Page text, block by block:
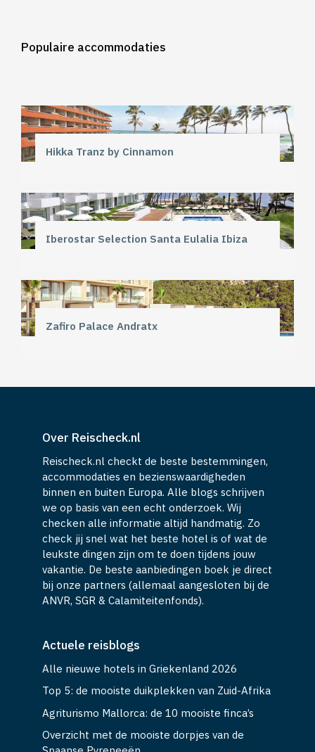
Populaire accommodaties
Hikka Tranz by Cinnamon
Iberostar Selection Santa Eulalia Ibiza
Zafiro Palace Andratx
Over Reischeck.nl
Reischeck.nl checkt de beste bestemmingen,
accommodaties en bezienswaardigheden
binnen en buiten Europa. Alle blogs schrijven
we op basis van een echt onderzoek. Wij
checken alle informatie altijd handmatig. Zo
check jij snel wat het beste hotel is of wat de
leukste dingen zijn om te doen tijdens jouw
vakantie. De beste aanbiedingen boek je direct
bij onze partners (allemaal aangesloten bij de
ANVR, SGR & Calamiteitenfonds).
Actuele reisblogs
Alle nieuwe hotels in Griekenland 2026
Top 5: de mooiste duikplekken van Zuid-Afrika
Agriturismo Mallorca: de 10 mooiste finca’s
Overzicht met de mooiste dorpjes van de